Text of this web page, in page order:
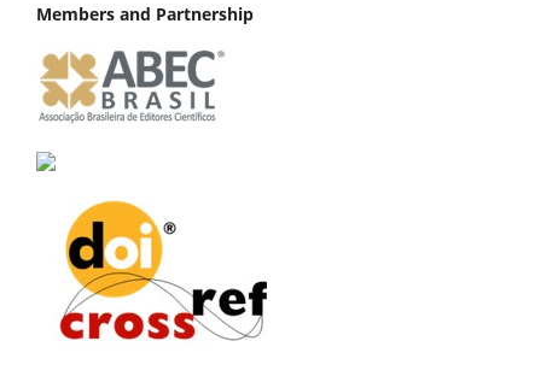
Members and Partnership